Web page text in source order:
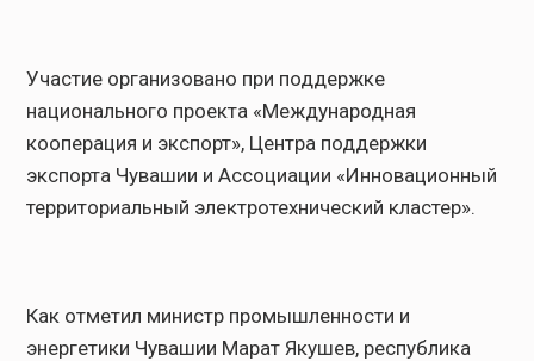
Участие организовано при поддержке
национального проекта «Международная
кооперация и экспорт», Центра поддержки
экспорта Чувашии и Ассоциации «Инновационный
территориальный электротехнический кластер».
Как отметил министр промышленности и
энергетики Чувашии Марат Якушев, республика